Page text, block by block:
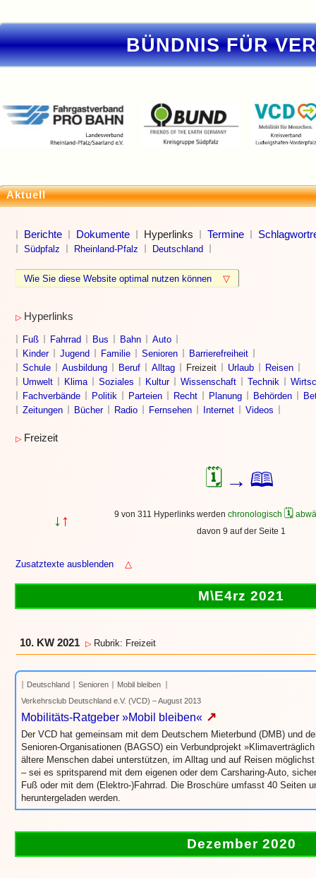
BÜNDNIS FÜR
Aktuell
Berichte Dokumente Hyperlinks Termine
Südpfalz Rheinland-Pfalz Deutschland
Wie Sie diese Website optimal nutzen können ▽
▷ Hyperlinks
Fuß Fahrrad Bus Bahn
Auto
Kinder
Jugend Familie Senioren
Barrierefreiheit
Schule
Ausbildung Beruf Alltag Freizeit Urlaub
Reisen
Umwelt
Klima Soziales Kultur Wissenschaft Technik
Fachverbände
Politik Parteien Recht Planung Behörden
Zeitungen
Bücher Radio Fernsehen Internet Videos
▷ Freizeit
🗓 → 🕮
↓ ↑ 9 von 311 Hyperlinks werden chronologisch 🗓
davon 9 auf der Seite 1
Zusatztexte ausblenden △
M\E4rz 2021
10. KW 2021 ▷ Rubrik: Freizeit
Deutschland Senioren
Mobil bleiben
Verkehrsclub Deutschland e.V. (VCD) – August 2013
Mobilitäts-Ratgeber »Mobil bleiben« ↗
Der VCD hat gemeinsam mit dem Deutschem Mieterbund (DMB) und
Senioren-Organisationen (BAGSO) ein Verbundprojekt
ältere Menschen dabei unterstützen, im Alltag und auf Reisen
– sei es spritsparend mit dem eigenen oder dem Carsharing-Auto,
Fuß oder mit dem (Elektro-)Fahrrad. Die Broschüre umfasst 40 Seiten
heruntergeladen werden.
Dezember 2020